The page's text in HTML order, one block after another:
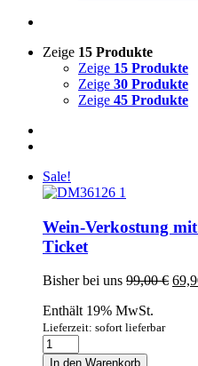
Zeige 15 Produkte
Zeige 15 Produkte
Zeige 30 Produkte
Zeige 45 Produkte
Sale!
Wein-Verkostung
Ticket
Bisher bei uns 99,00€
Enthält 19% MwSt.
Lieferzeit: sofort lieferbar
Wein-
Verkostung
In den Warenkorb